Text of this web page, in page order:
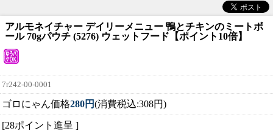
アルモネイチャー デイリーメニュー 鴨とチキンのミートボ
ール 70gパウチ (5276) ウェットフード【ポイント10倍】
7r242-00-0001
ゴロにゃん価格280円(消費税込:308円)
[28ポイント進呈 ]